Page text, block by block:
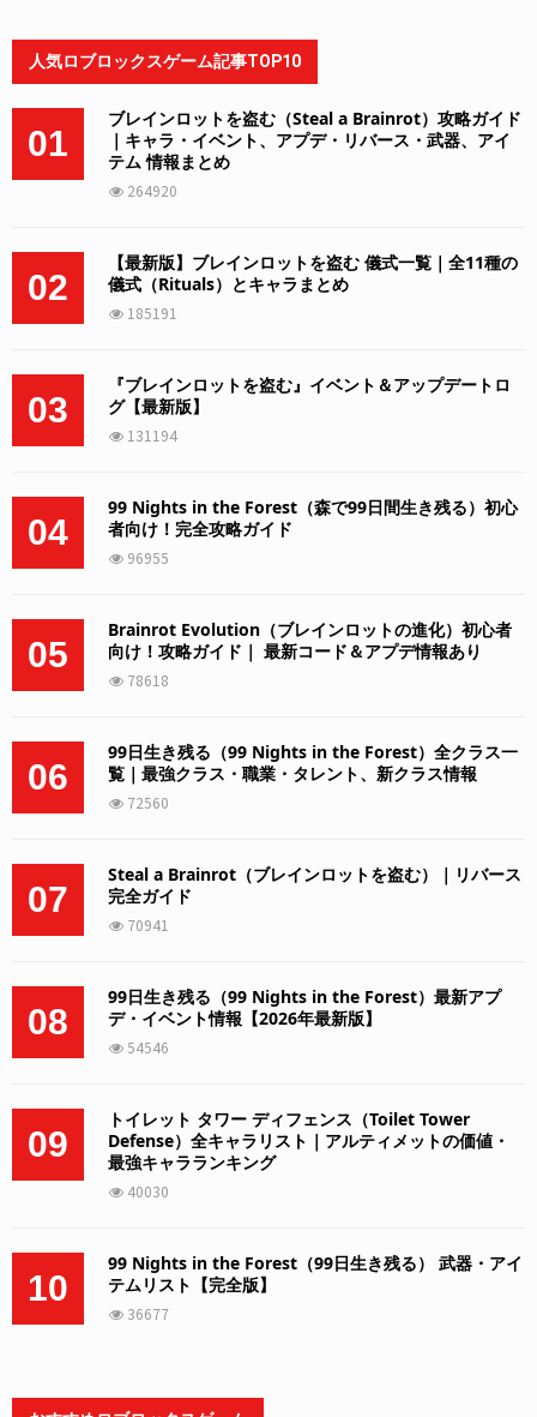
人気ロブロックスゲーム記事TOP10
01
ブレインロットを盗む（Steal a Brainrot）攻略ガイド
｜キャラ・イベント、アプデ・リバース・武器、アイ
テム 情報まとめ
264920
02
【最新版】ブレインロットを盗む 儀式一覧｜全11種の
儀式（Rituals）とキャラまとめ
185191
03
『ブレインロットを盗む』イベント＆アップデートロ
グ【最新版】
131194
04
99 Nights in the Forest（森で99日間生き残る）初心
者向け！完全攻略ガイド
96955
05
Brainrot Evolution（ブレインロットの進化）初心者
向け！攻略ガイド｜ 最新コード＆アプデ情報あり
78618
06
99日生き残る（99 Nights in the Forest）全クラス一
覧｜最強クラス・職業・タレント、新クラス情報
72560
07
Steal a Brainrot（ブレインロットを盗む）｜リバース
完全ガイド
70941
08
99日生き残る（99 Nights in the Forest）最新アプ
デ・イベント情報【2026年最新版】
54546
09
トイレット タワー ディフェンス（Toilet Tower
Defense）全キャラリスト｜アルティメットの価値・
最強キャラランキング
40030
10
99 Nights in the Forest（99日生き残る） 武器・アイ
テムリスト【完全版】
36677